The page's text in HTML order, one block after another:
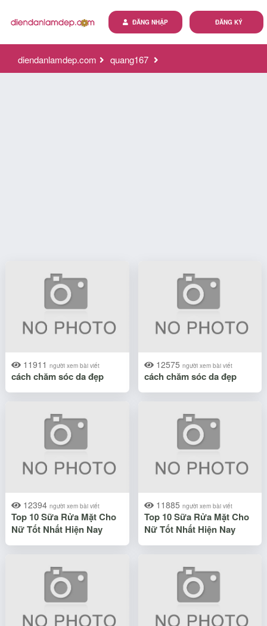
ĐĂNG KÝ
ĐĂNG NHẬP
diendanlamdep.com quang167
11911 người xem bài viết
cách chăm sóc da đẹp
12575 người xem bài viết
cách chăm sóc da đẹp
12394 người xem bài viết
Top 10 Sữa Rửa Mặt Cho
Nữ Tốt Nhất Hiện Nay
11885 người xem bài viết
Top 10 Sữa Rửa Mặt Cho
Nữ Tốt Nhất Hiện Nay